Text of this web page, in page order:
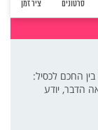
סרטונים ציר זמן
החכם לכסיל:
הדבר, יודע